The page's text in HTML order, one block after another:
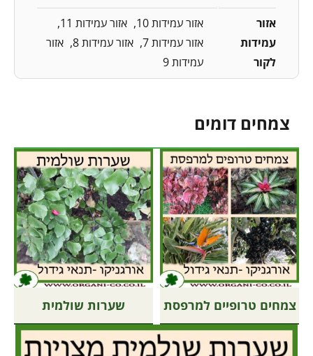
אזור
עמידות
לקור
אזור עמידות 10
אזור עמידות 11
אזור עמידות 7
אזור עמידות 8
אזור
עמידות 9
צמחים דומים
צמחים טרופיים למרפסת שערות שולמית